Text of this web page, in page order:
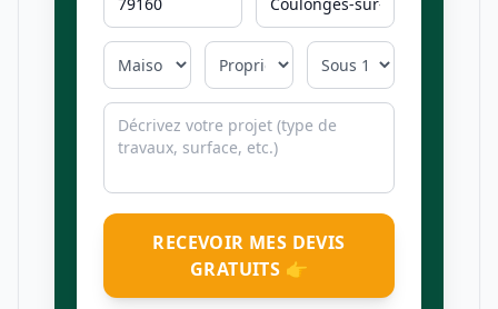
RECEVOIR MES DEVIS
GRATUITS 👉